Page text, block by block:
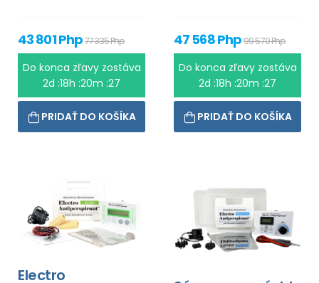
43 801 Php77 335 Php
Do konca zľavy zostáva
2d :18h :20m :26
PRIDAŤ DO KOŠÍKA
47 568 Php99 570 Php
Do konca zľavy zostáva
2d :18h :20m :26
PRIDAŤ DO KOŠÍKA
Electro